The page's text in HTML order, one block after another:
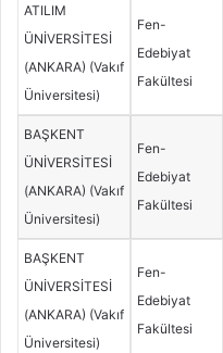
ATILIM
ÜNİVERSİTESİ
(ANKARA) (Vakıf
Üniversitesi)
Fen-
Edebiyat
Fakültesi
BAŞKENT
ÜNİVERSİTESİ
(ANKARA) (Vakıf
Üniversitesi)
Fen-
Edebiyat
Fakültesi
BAŞKENT
ÜNİVERSİTESİ
(ANKARA) (Vakıf
Üniversitesi)
Fen-
Edebiyat
Fakültesi